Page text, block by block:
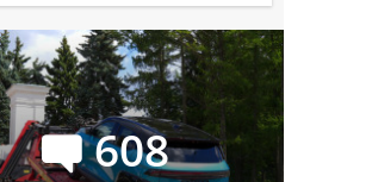
608